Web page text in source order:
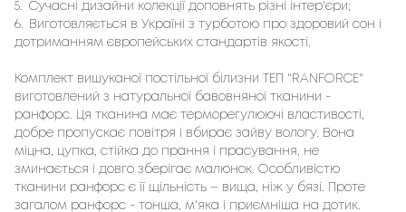
5.
Сучасні дизайни колекції доповнять різні інтер'єри;
6.
Виготовляється в Україні з турботою про здоровий сон і
дотриманням європейських стандартів якості.
Комплект вишуканої постільної білизни ТЕП "RANFORCE"
виготовлений з натуральної бавовняної тканини -
ранфорс. Ця тканина має терморегулюючі властивості,
добре пропускає повітря і вбирає зайву вологу. Вона
міцна, цупка, стійка до прання і прасування, не
зминається і довго зберігає малюнок. Особливістю
тканини ранфорс є її щільність – вища, ніж у бязі. Проте
загалом ранфорс - тонша, м'яка і приємніша на дотик.